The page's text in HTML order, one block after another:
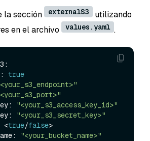
la sección externalS3
utilizando
en el archivo
values.yaml .
true
"<your_s3_access_key_id>"
"<your_s3_secret_key>"
<
true/false>
"<your_bucket_name>"